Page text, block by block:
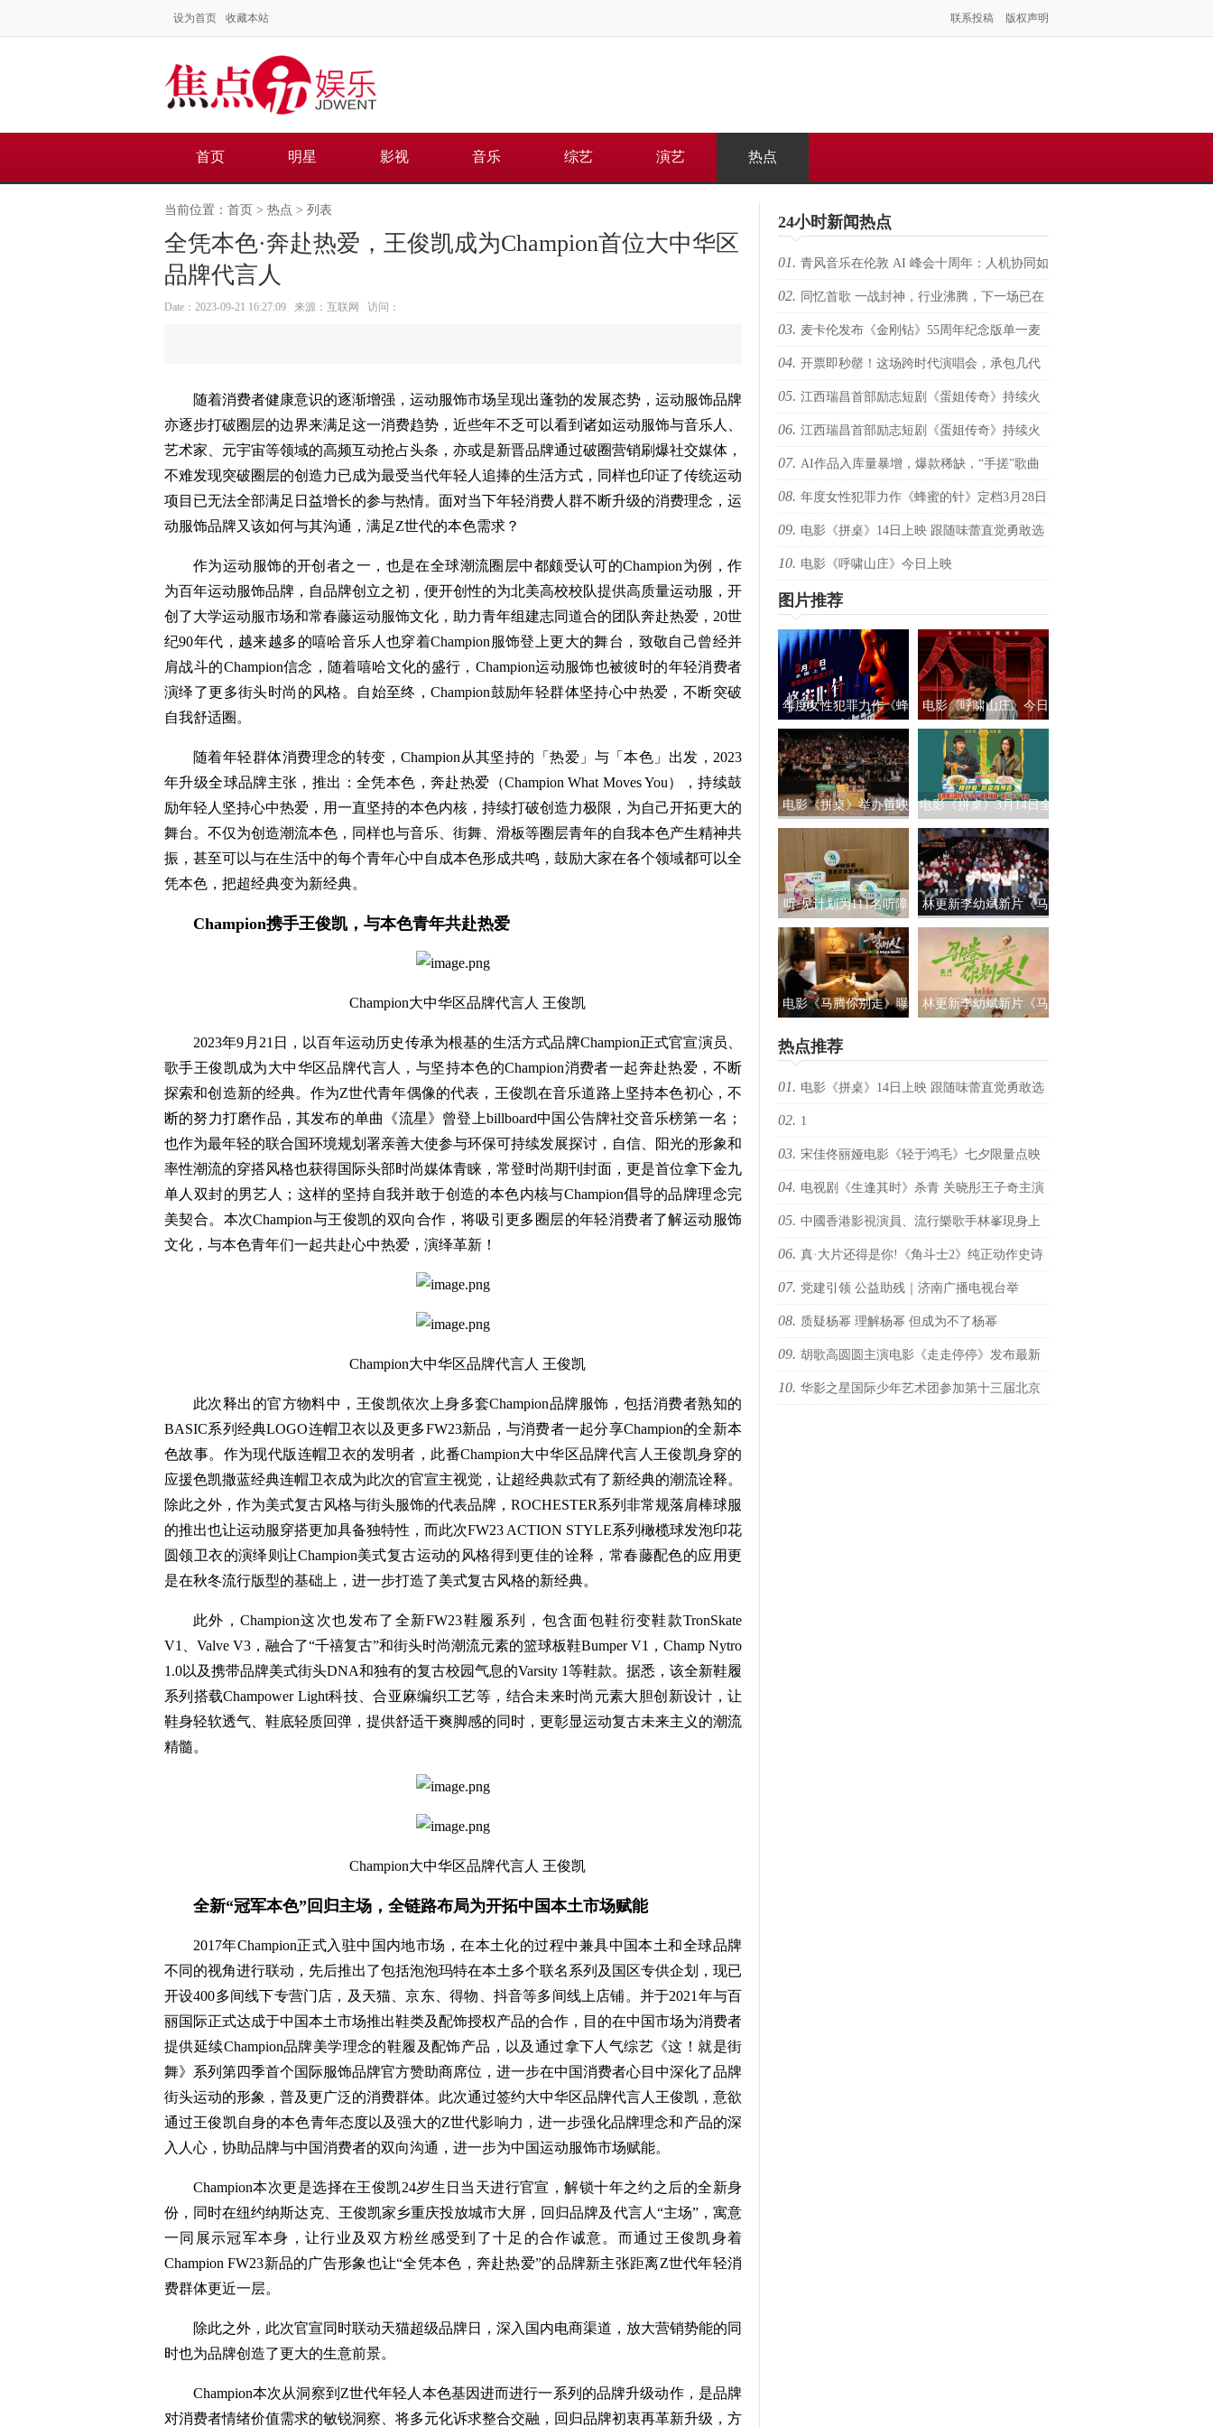
设为首页 收藏本站 联系投稿 版权声明
首页 明星 影视 音乐 综艺 演艺 热点
当前位置： 首页 > 热点 > 列表
全凭本色·奔赴热爱，王俊凯成为Champion首位大中华区
品牌代言人
Date：2023-09-21 16:27:09 来源：互联网 访问：
随着消费者健康意识的逐渐增强，运动服饰市场呈现出蓬勃的发展态势，运动服饰品牌
亦逐步打破圈层的边界来满足这一消费趋势，近些年不乏可以看到诸如运动服饰与音乐人、
艺术家、元宇宙等领域的高频互动抢占头条，亦或是新晋品牌通过破圈营销刷爆社交媒体，
不难发现突破圈层的创造力已成为最受当代年轻人追捧的生活方式，同样也印证了传统运动
项目已无法全部满足日益增长的参与热情。面对当下年轻消费人群不断升级的消费理念，运
动服饰品牌又该如何与其沟通，满足Z世代的本色需求？
作为运动服饰的开创者之一，也是在全球潮流圈层中都颇受认可的Champion为例，作
为百年运动服饰品牌，自品牌创立之初，便开创性的为北美高校校队提供高质量运动服，开
创了大学运动服市场和常春藤运动服饰文化，助力青年组建志同道合的团队奔赴热爱，20世
纪90年代，越来越多的嘻哈音乐人也穿着Champion服饰登上更大的舞台，致敬自己曾经并
肩战斗的Champion信念，随着嘻哈文化的盛行，Champion运动服饰也被彼时的年轻消费者
演绎了更多街头时尚的风格。自始至终，Champion鼓励年轻群体坚持心中热爱，不断突破
自我舒适圈。
随着年轻群体消费理念的转变，Champion从其坚持的「热爱」与「本色」出发，2023
年升级全球品牌主张，推出：全凭本色，奔赴热爱（Champion What Moves You），持续鼓
励年轻人坚持心中热爱，用一直坚持的本色内核，持续打破创造力极限，为自己开拓更大的
舞台。不仅为创造潮流本色，同样也与音乐、街舞、滑板等圈层青年的自我本色产生精神共
振，甚至可以与在生活中的每个青年心中自成本色形成共鸣，鼓励大家在各个领域都可以全
凭本色，把超经典变为新经典。
Champion携手王俊凯，与本色青年共赴热爱
Champion大中华区品牌代言人 王俊凯
2023年9月21日，以百年运动历史传承为根基的生活方式品牌Champion正式官宣演员、
歌手王俊凯成为大中华区品牌代言人，与坚持本色的Champion消费者一起奔赴热爱，不断
探索和创造新的经典。作为Z世代青年偶像的代表，王俊凯在音乐道路上坚持本色初心，不
断的努力打磨作品，其发布的单曲《流星》曾登上billboard中国公告牌社交音乐榜第一名；
也作为最年轻的联合国环境规划署亲善大使参与环保可持续发展探讨，自信、阳光的形象和
率性潮流的穿搭风格也获得国际头部时尚媒体青睐，常登时尚期刊封面，更是首位拿下金九
单人双封的男艺人；这样的坚持自我并敢于创造的本色内核与Champion倡导的品牌理念完
美契合。本次Champion与王俊凯的双向合作，将吸引更多圈层的年轻消费者了解运动服饰
文化，与本色青年们一起共赴心中热爱，演绎革新！
Champion大中华区品牌代言人 王俊凯
此次释出的官方物料中，王俊凯依次上身多套Champion品牌服饰，包括消费者熟知的
BASIC系列经典LOGO连帽卫衣以及更多FW23新品，与消费者一起分享Champion的全新本
色故事。作为现代版连帽卫衣的发明者，此番Champion大中华区品牌代言人王俊凯身穿的
应援色凯撒蓝经典连帽卫衣成为此次的官宣主视觉，让超经典款式有了新经典的潮流诠释。
除此之外，作为美式复古风格与街头服饰的代表品牌，ROCHESTER系列非常规落肩棒球服
的推出也让运动服穿搭更加具备独特性，而此次FW23 ACTION STYLE系列橄榄球发泡印花
圆领卫衣的演绎则让Champion美式复古运动的风格得到更佳的诠释，常春藤配色的应用更
是在秋冬流行版型的基础上，进一步打造了美式复古风格的新经典。
此外，Champion这次也发布了全新FW23鞋履系列，包含面包鞋衍变鞋款TronSkate
V1、Valve V3，融合了“千禧复古”和街头时尚潮流元素的篮球板鞋Bumper V1，Champ Nytro
1.0以及携带品牌美式街头DNA和独有的复古校园气息的Varsity 1等鞋款。据悉，该全新鞋履
系列搭载Champower Light科技、合亚麻编织工艺等，结合未来时尚元素大胆创新设计，让
鞋身轻软透气、鞋底轻质回弹，提供舒适干爽脚感的同时，更彰显运动复古未来主义的潮流
精髓。
Champion大中华区品牌代言人 王俊凯
全新“冠军本色”回归主场，全链路布局为开拓中国本土市场赋能
2017年Champion正式入驻中国内地市场，在本土化的过程中兼具中国本土和全球品牌
不同的视角进行联动，先后推出了包括泡泡玛特在本土多个联名系列及国区专供企划，现已
开设400多间线下专营门店，及天猫、京东、得物、抖音等多间线上店铺。并于2021年与百
丽国际正式达成于中国本土市场推出鞋类及配饰授权产品的合作，目的在中国市场为消费者
提供延续Champion品牌美学理念的鞋履及配饰产品，以及通过拿下人气综艺《这！就是街
舞》系列第四季首个国际服饰品牌官方赞助商席位，进一步在中国消费者心目中深化了品牌
街头运动的形象，普及更广泛的消费群体。此次通过签约大中华区品牌代言人王俊凯，意欲
通过王俊凯自身的本色青年态度以及强大的Z世代影响力，进一步强化品牌理念和产品的深
入人心，协助品牌与中国消费者的双向沟通，进一步为中国运动服饰市场赋能。
Champion本次更是选择在王俊凯24岁生日当天进行官宣，解锁十年之约之后的全新身
份，同时在纽约纳斯达克、王俊凯家乡重庆投放城市大屏，回归品牌及代言人“主场”，寓意
一同展示冠军本身，让行业及双方粉丝感受到了十足的合作诚意。而通过王俊凯身着
Champion FW23新品的广告形象也让“全凭本色，奔赴热爱”的品牌新主张距离Z世代年轻消
费群体更近一层。
除此之外，此次官宣同时联动天猫超级品牌日，深入国内电商渠道，放大营销势能的同
时也为品牌创造了更大的生意前景。
Champion本次从洞察到Z世代年轻人本色基因进而进行一系列的品牌升级动作，是品牌
对消费者情绪价值需求的敏锐洞察、将多元化诉求整合交融，回归品牌初衷再革新升级，方
24小时新闻热点
01. 青风音乐在伦敦 AI 峰会十周年：人机协同如
何重塑虚拟音乐 IP 全球化路径？
02. 同忆首歌 一战封神，行业沸腾，下一场已在
路上
03. 麦卡伦发布《金刚钻》55周年纪念版单一麦
芽苏格兰威士忌 致敬007银幕传奇，续写匠心与
电影的交融
04. 开票即秒罄！这场跨时代演唱会，承包几代
人的回忆
05. 江西瑞昌首部励志短剧《蛋姐传奇》持续火
爆！双平台数据刷新纪录，见证本土力量
06. 江西瑞昌首部励志短剧《蛋姐传奇》持续火
爆！双平台数据刷新纪录，见证本土力量
07. AI作品入库量暴增，爆款稀缺，“手搓”歌曲
还有优势吗？青风音乐 SXSW 圆桌实录
08. 年度女性犯罪力作《蜂蜜的针》定档3月28日
绝版影后阵容癫
09. 电影《拼桌》14日上映 跟随味蕾直觉勇敢选
择心之所向
10. 电影《呼啸山庄》今日上映
图片推荐
年度女性犯罪力作《蜂
蜜的针》定档3月28日
绝版影后阵容癫
电影《呼啸山庄》今日
上映
电影《拼桌》举办首映
礼及路演 白色情人节相
约搭子稳稳幸福
电影《拼桌》3月14日全
国上映 饭张力拉满独属
于老吃家的烟火浪漫
听·见计划为111名听障
儿童送上新年声音礼
包：让每一次表达都有
回响
林更新李幼斌新片《马
腾你别走》首映礼 笑泪
齐飞获全龄段共鸣好评
电影《马腾你别走》曝
新李幼斌组团勇闯人
生“新地图”
林更新李幼斌新片《马
热点推荐
01. 电影《拼桌》14日上映 跟随味蕾直觉勇敢选
择心之所向
02. 1
03. 宋佳佟丽娅电影《轻于鸿毛》七夕限量点映
04. 电视剧《生逢其时》杀青 关晓彤王子奇主演
05. 中國香港影視演員、流行樂歌手林峯現身上
海ifc商場 點亮「繽紛歐普藝術樂園」開幕儀式
06. 真·大片还得是你!《角斗士2》纯正动作史诗
style席卷大银幕
07. 党建引领 公益助残｜济南广播电视台举
办“聚光”公益观影活动
08. 质疑杨幂 理解杨幂 但成为不了杨幂
09. 胡歌高圆圆主演电影《走走停停》发布最新
预告 狂野一家上演劲爆日常
10. 华影之星国际少年艺术团参加第十三届北京